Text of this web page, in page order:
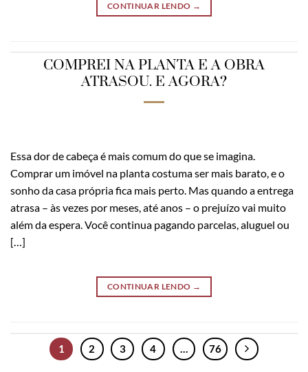
CONTINUAR LENDO →
COMPREI NA PLANTA E A OBRA
ATRASOU. E AGORA?
Essa dor de cabeça é mais comum do que se imagina.
Comprar um imóvel na planta costuma ser mais barato, e o
sonho da casa própria fica mais perto. Mas quando a entrega
atrasa – às vezes por meses, até anos – o prejuízo vai muito
além da espera. Você continua pagando parcelas, aluguel ou
[…]
CONTINUAR LENDO →
1 2 3 4 76